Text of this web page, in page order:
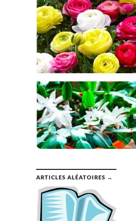
ARTICLES ALÉATOIRES →